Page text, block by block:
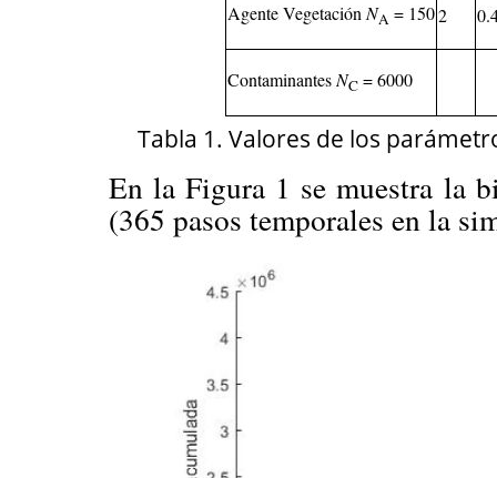
Agente Vegetación NA = 1502
Contaminantes NC = 6000
Tabla 1. Valores de los
En la Figura 1 se muestra la
(365 pasos temporales en la